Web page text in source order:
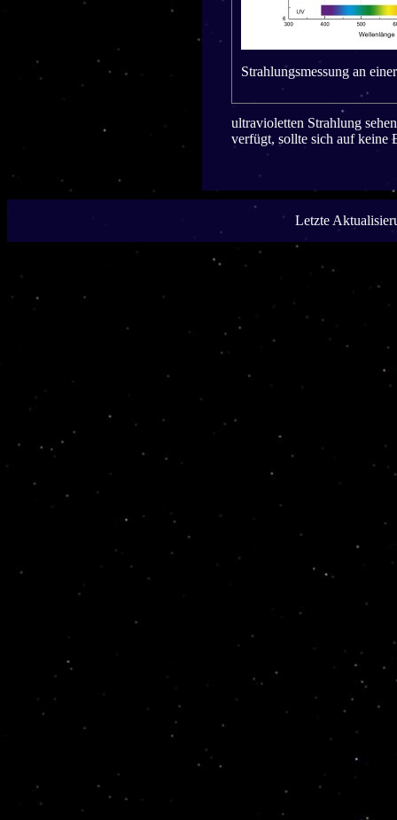
Strahlungsmessung an
ultravioletten Strahlung
verfügt, sollte sich auf keine
Letzte